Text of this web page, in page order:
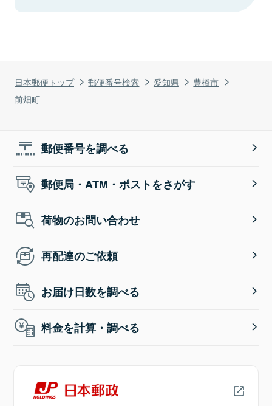
日本郵便トップ 郵便番号検索 愛知県
豊橋市
前畑町
郵便番号を調べる
郵便局・ATM・ポストをさがす
荷物のお問い合わせ
再配達のご依頼
お届け日数を調べる
料金を計算・調べる